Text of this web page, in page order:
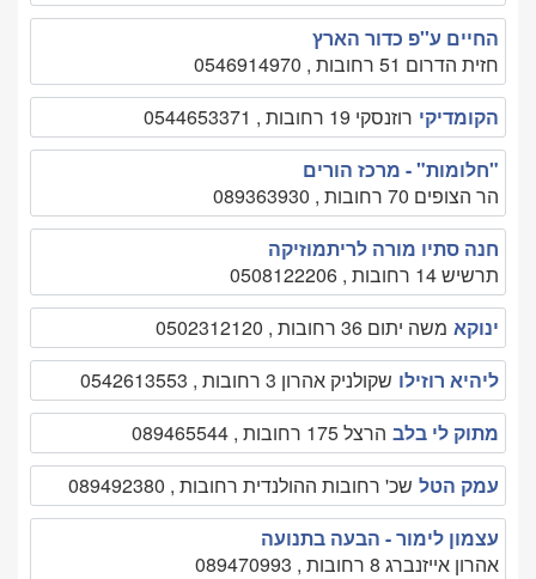
החיים ע''פ כדור הארץ
חזית הדרום 51 רחובות , 0546914970
הקומדיקי רוזנסקי 19 רחובות , 0544653371
"חלומות" - מרכז הורים
הר הצופים 70 רחובות , 089363930
חנה סתיו מורה לריתמוזיקה
תרשיש 14 רחובות , 0508122206
ינוקא משה יתום 36 רחובות , 0502312120
ליהיא רוזילו שקולניק אהרון 3 רחובות , 0542613553
מתוק לי בלב הרצל 175 רחובות , 089465544
עמק הטל שכ' רחובות ההולנדית רחובות , 089492380
עצמון לימור - הבעה בתנועה
אהרון אייזנברג 8 רחובות , 089470993